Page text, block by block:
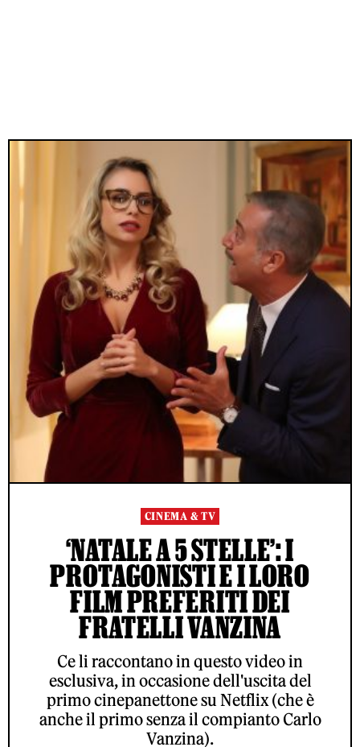
CINEMA & TV
‘NATALE A 5 STELLE’: I
PROTAGONISTI E I LORO
FILM PREFERITI DEI
FRATELLI VANZINA
Ce li raccontano in questo video in
esclusiva, in occasione dell'uscita del
primo cinepanettone su Netflix (che è
anche il primo senza il compianto Carlo
Vanzina).